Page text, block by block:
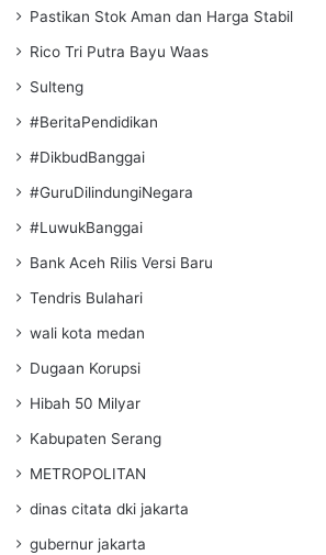
Pastikan Stok Aman dan Harga Stabil
Rico Tri Putra Bayu Waas
Sulteng
#BeritaPendidikan
#DikbudBanggai
#GuruDilindungiNegara
#LuwukBanggai
Bank Aceh Rilis Versi Baru
Tendris Bulahari
wali kota medan
Dugaan Korupsi
Hibah 50 Milyar
Kabupaten Serang
METROPOLITAN
dinas citata dki jakarta
gubernur jakarta